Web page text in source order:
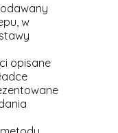
w
opisane